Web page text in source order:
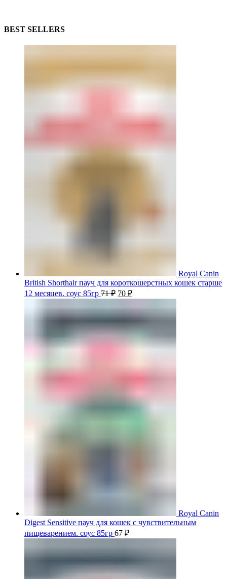
BEST SELLERS
Royal Canin
British Shorthair пауч для короткошерстных кошек старше
12 месяцев. соус 85гр 71₽ 70 ₽
Royal Canin
Digest Sensitive пауч для кошек с чувствительным
пищеварением. соус 85гр 67 ₽